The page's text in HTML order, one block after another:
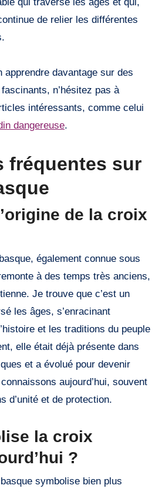
qui traverse les âges et qui,
de relier les différentes
apprendre davantage sur des
n’hésitez pas à
intéressants, comme celui
dangereuse.
fréquentes sur
de la croix
à des temps très anciens,
Je trouve que c’est un
les âges, s’enracinant
et les traditions du peuple
elle était déjà présente dans
et a évolué pour devenir
connaissons aujourd’hui, souvent
d’unité et de protection.
la croix
?